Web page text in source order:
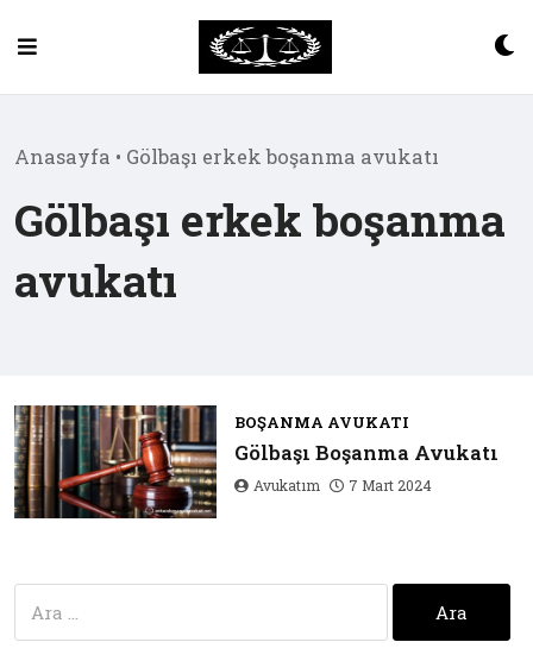
content
Anasayfa • Gölbaşı erkek boşanma avukatı
Gölbaşı erkek boşanma
avukatı
BOŞANMA AVUKATI
Gölbaşı Boşanma Avukatı
Avukatım 7 Mart 2024